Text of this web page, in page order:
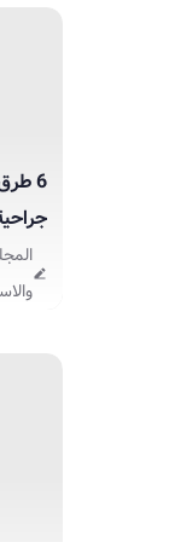
6